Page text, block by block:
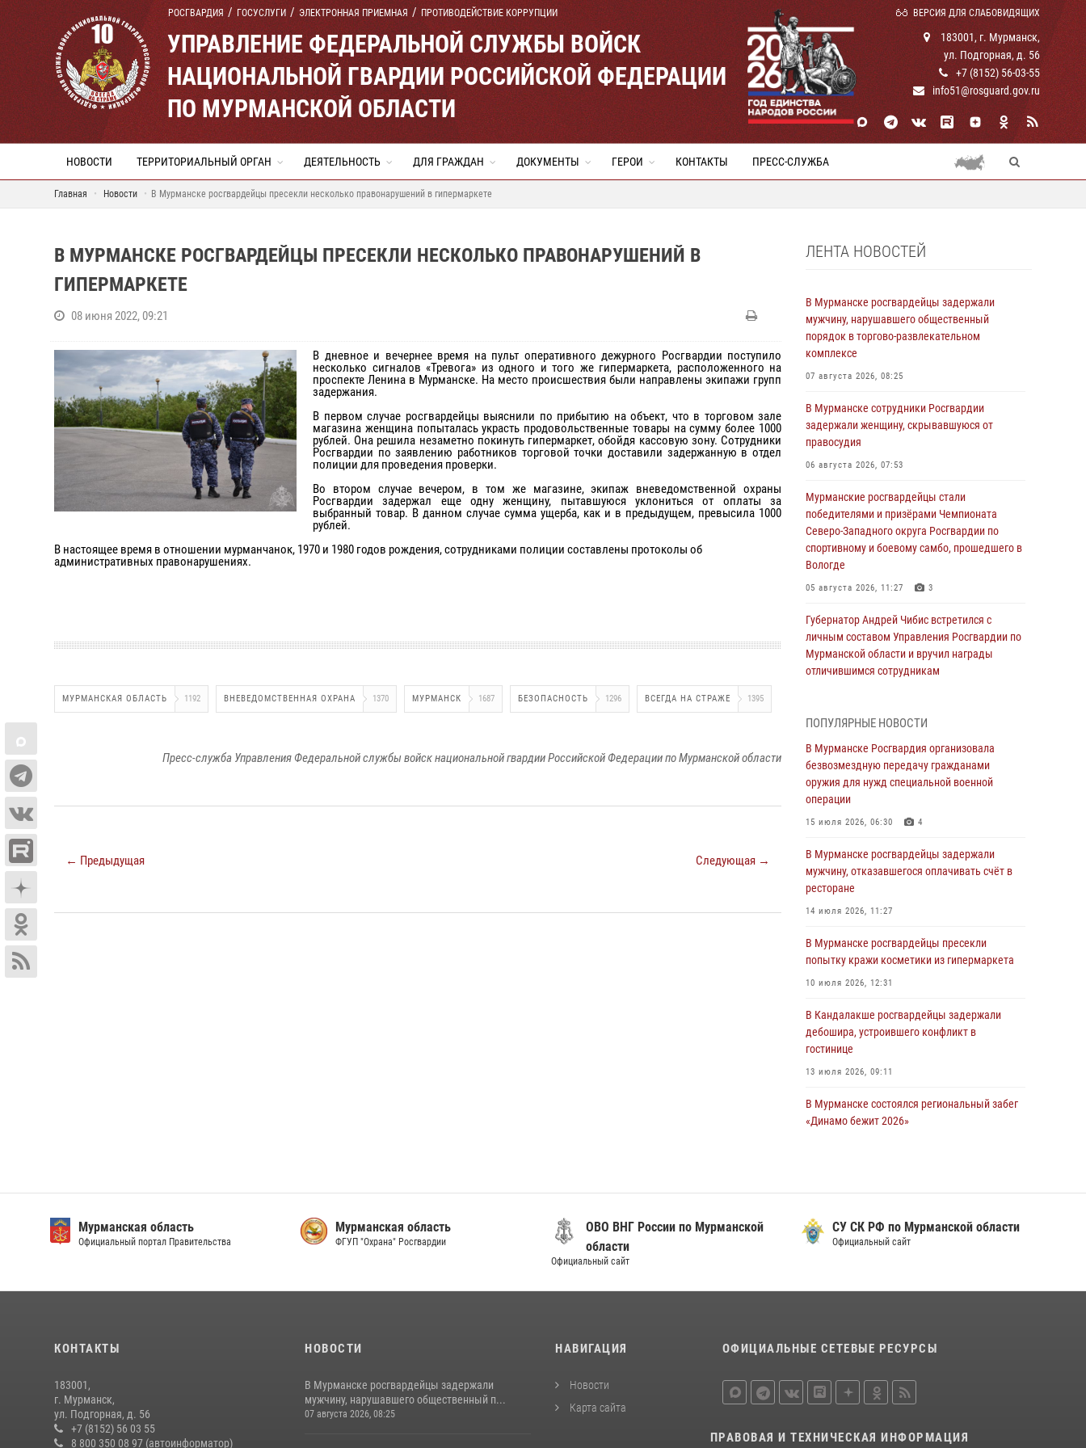
РОСГВАРДИЯ ГОСУСЛУГИ ЭЛЕКТРОННАЯ ПРИЕМНАЯ ПРОТИВОДЕЙСТВИЕ КОРРУПЦИИ ВЕРСИЯ ДЛЯ СЛАБОВИДЯЩИХ
УПРАВЛЕНИЕ ФЕДЕРАЛЬНОЙ СЛУЖБЫ ВОЙСК
НАЦИОНАЛЬНОЙ ГВАРДИИ РОССИЙСКОЙ ФЕДЕРАЦИИ
ПО МУРМАНСКОЙ ОБЛАСТИ
183001, г. Мурманск,
ул. Подгорная, д. 56
+7 (8152) 56-03-55
info51@rosguard.gov.ru
НОВОСТИ ТЕРРИТОРИАЛЬНЫЙ ОРГАН ДЕЯТЕЛЬНОСТЬ ДЛЯ ГРАЖДАН ДОКУМЕНТЫ ГЕРОИ КОНТАКТЫ ПРЕСС-СЛУЖБА
Главная Новости В Мурманске росгвардейцы пресекли несколько правонарушений в гипермаркете
В МУРМАНСКЕ РОСГВАРДЕЙЦЫ ПРЕСЕКЛИ НЕСКОЛЬКО ПРАВОНАРУШЕНИЙ В
ГИПЕРМАРКЕТЕ
08 июня 2022, 09:21
В дневное и вечернее время на пульт оперативного дежурного Росгвардии поступило
несколько сигналов «Тревога» из одного и того же гипермаркета, расположенного на
проспекте Ленина в Мурманске. На место происшествия были направлены экипажи групп
задержания.
В первом случае росгвардейцы выяснили по прибытию на объект, что в торговом зале
магазина женщина попыталась украсть продовольственные товары на сумму более 1000
рублей. Она решила незаметно покинуть гипермаркет, обойдя кассовую зону. Сотрудники
Росгвардии по заявлению работников торговой точки доставили задержанную в отдел
полиции для проведения проверки.
Во втором случае вечером, в том же магазине, экипаж вневедомственной охраны
Росгвардии задержал еще одну женщину, пытавшуюся уклониться от оплаты за
выбранный товар. В данном случае сумма ущерба, как и в предыдущем, превысила 1000
рублей.
В настоящее время в отношении мурманчанок, 1970 и 1980 годов рождения, сотрудниками полиции составлены протоколы об
административных правонарушениях.
МУРМАНСКАЯ ОБЛАСТЬ 1192 ВНЕВЕДОМСТВЕННАЯ ОХРАНА 1370 МУРМАНСК 1687 БЕЗОПАСНОСТЬ 1296 ВСЕГДА НА СТРАЖЕ 1395
Пресс-служба Управления Федеральной службы войск национальной гвардии Российской Федерации по Мурманской области
← Предыдущая Следующая →
ЛЕНТА НОВОСТЕЙ
В Мурманске росгвардейцы задержали
мужчину, нарушавшего общественный
порядок в торгово-развлекательном
комплексе
07 августа 2026, 08:25
В Мурманске сотрудники Росгвардии
задержали женщину, скрывавшуюся от
правосудия
06 августа 2026, 07:53
Мурманские росгвардейцы стали
победителями и призёрами Чемпионата
Северо-Западного округа Росгвардии по
спортивному и боевому самбо, прошедшего в
Вологде
05 августа 2026, 11:27 3
Губернатор Андрей Чибис встретился с
личным составом Управления Росгвардии по
Мурманской области и вручил награды
отличившимся сотрудникам
В Мурманске сотрудники Росгвардии
пресекли утренний дебош в баре на улице
Карла Маркса
04 августа 2026, 08:54
Морской отряд Северо - Западного округа
образования
03 августа 2026, 12:23 4
дебошира на автозаправочной станции
03 августа 2026, 09:12
Сотрудники Росгвардии провели инструктаж
по антитеррористической защищенности для
Сотрудники Росгвардии задержали мужчину,
занятие совместно с МЧС России
30 июля 2026, 14:05
ПОПУЛЯРНЫЕ НОВОСТИ
В Мурманске Росгвардия организовала
безвозмездную передачу гражданами
оружия для нужд специальной военной
операции
15 июля 2026, 06:30 4
В Мурманске росгвардейцы задержали
мужчину, отказавшегося оплачивать счёт в
ресторане
14 июля 2026, 11:27
В Мурманске росгвардейцы пресекли
попытку кражи косметики из гипермаркета
10 июля 2026, 12:31
В Кандалакше росгвардейцы задержали
дебошира, устроившего конфликт в
гостинице
13 июля 2026, 09:11
В Мурманске состоялся региональный забег
«Динамо бежит 2026»
хулиганские действия местной жительницы,
магазине - буфете
15 июля 2026, 14:01
16 июля 2026, 07:26
В Мурманске сотрудники Росгвардии
задержали мужчину, скрывавшегося от
16 июля 2026, 08:31
Мурманская область
Официальный портал Правительства
Мурманская область
ФГУП "Охрана" Росгвардии
ОВО ВНГ России по Мурманской
области
Официальный сайт
СУ СК РФ по Мурманской области
Официальный сайт
КОНТАКТЫ
183001,
г. Мурманск,
ул. Подгорная, д. 56
+7 (8152) 56 03 55
8 800 350 08 97 (автоинформатор)
НОВОСТИ
В Мурманске росгвардейцы задержали
мужчину, нарушавшего общественный п...
07 августа 2026, 08:25
НАВИГАЦИЯ
Новости
Карта сайта
ОФИЦИАЛЬНЫЕ СЕТЕВЫЕ РЕСУРСЫ
ПРАВОВАЯ И ТЕХНИЧЕСКАЯ ИНФОРМАЦИЯ